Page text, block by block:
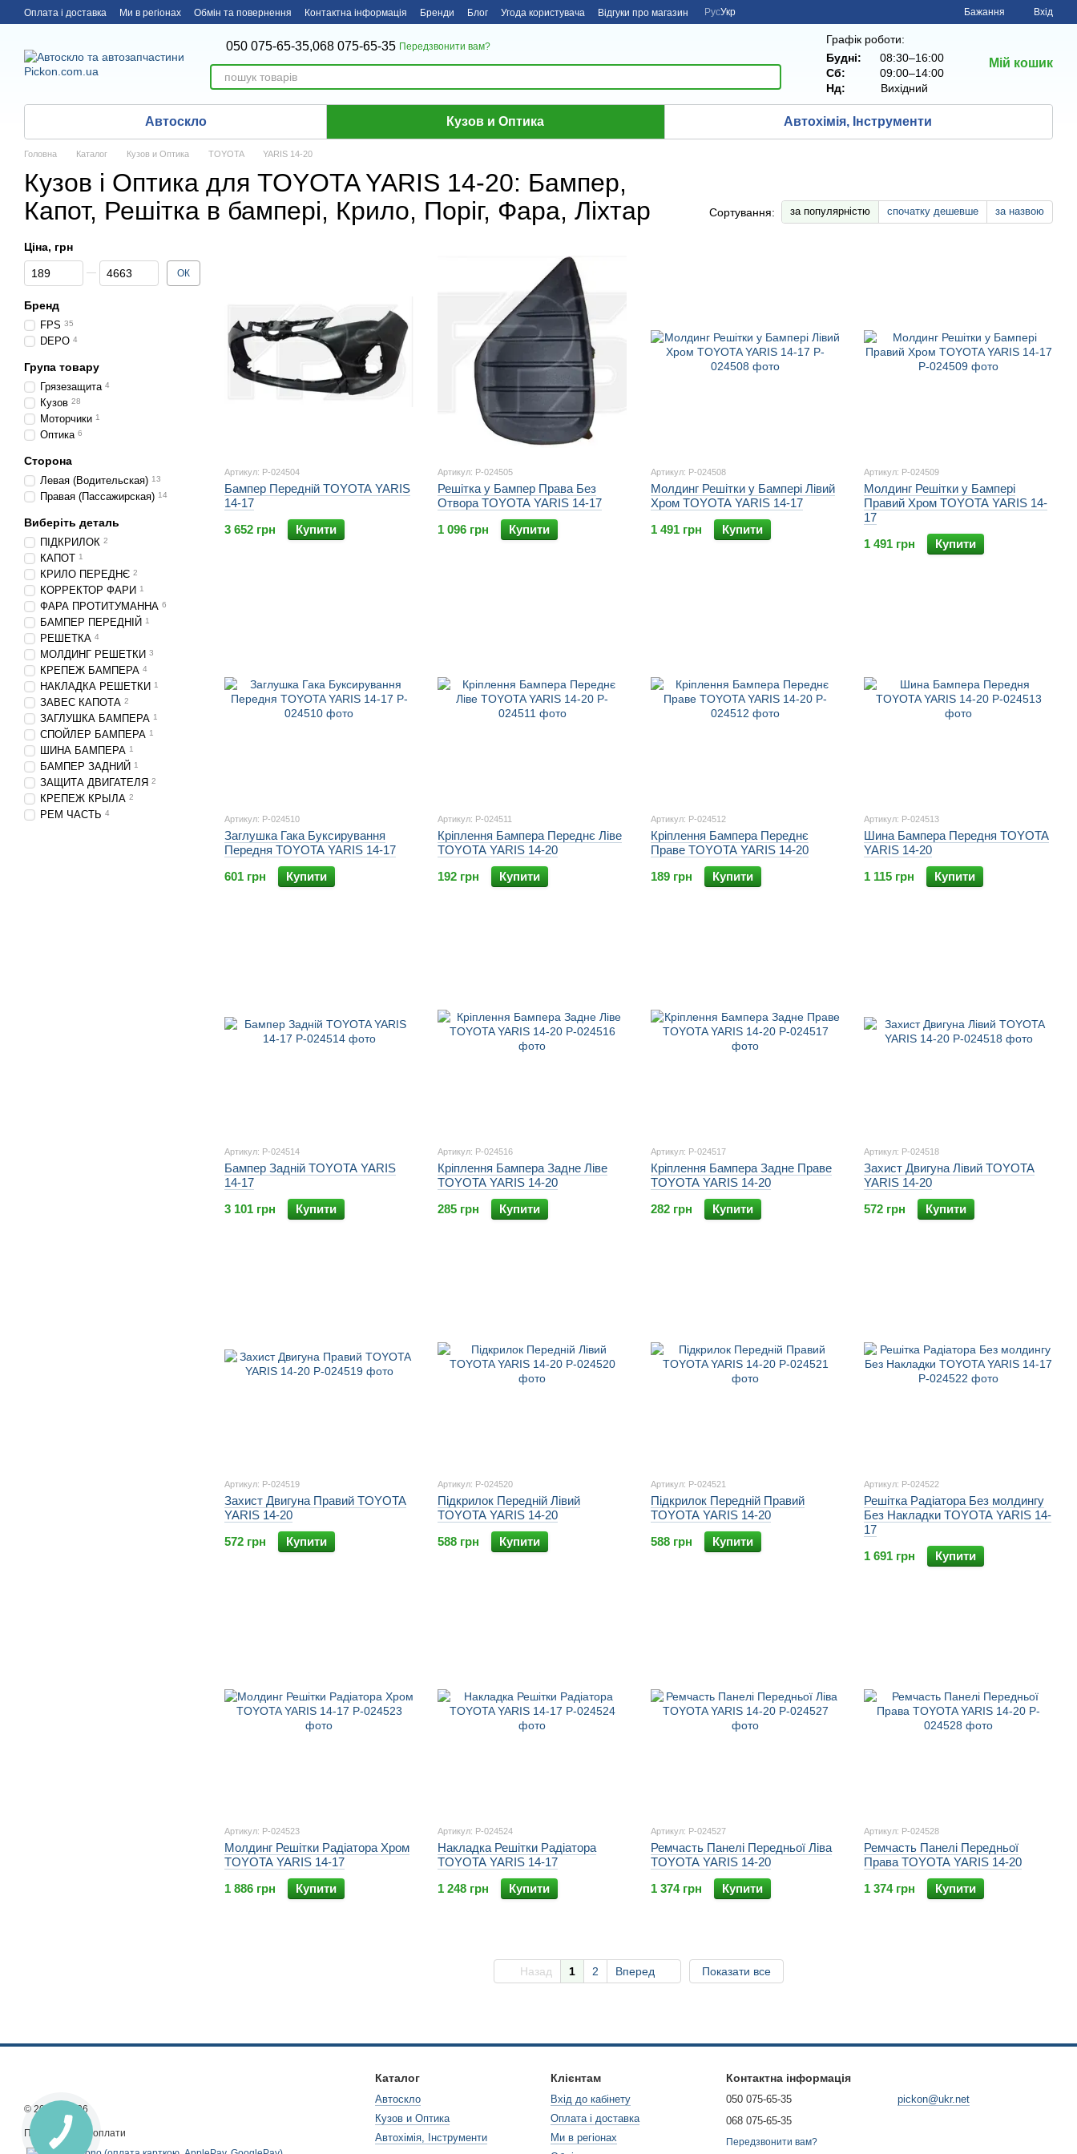
Перейти до основного контенту
Оплата і доставка Ми в регіонах Обмін та повернення Контактна інформація Бренди Блог Угода користувача Відгуки про магазин РусУкр Бажання Вхід
050 075-65-35,068 075-65-35 Передзвонити вам?
Графік роботи:
Будні:
08:30–16:00
Сб:
09:00–14:00
Нд: Вихiдний
Мій кошик
Автоскло Кузов и Оптика Автохімія, Інструменти
Головна Каталог Кузов и Оптика TOYOTA YARIS 14-20
Кузов і Оптика для TOYOTA YARIS 14-20: Бампер,
Капот, Решітка в бампері, Крило, Поріг, Фара, Ліхтар
Сортування: за популярністю спочатку дешевше за назвою
Артикул: P-024504
Бампер Передній TOYOTA YARIS
14-17
3 652 грн
Купити
Артикул: P-024505
Решітка у Бампер Права Без
Отвора TOYOTA YARIS 14-17
1 096 грн
Купити
Артикул: P-024508
Молдинг Решітки у Бампері Лівий
Хром TOYOTA YARIS 14-17
1 491 грн
Купити
Артикул: P-024509
Молдинг Решітки у Бампері
Правий Хром TOYOTA YARIS 14-
17
1 491 грн
Купити
Артикул: P-024510
Заглушка Гака Буксирування
Передня TOYOTA YARIS 14-17
601 грн
Купити
Артикул: P-024511
Кріплення Бампера Переднє Ліве
TOYOTA YARIS 14-20
192 грн
Купити
Артикул: P-024512
Кріплення Бампера Переднє
Праве TOYOTA YARIS 14-20
189 грн
Купити
Артикул: P-024513
Шина Бампера Передня TOYOTA
YARIS 14-20
1 115 грн
Купити
Артикул: P-024514
Бампер Задній TOYOTA YARIS
14-17
3 101 грн
Купити
Артикул: P-024516
Кріплення Бампера Задне Ліве
TOYOTA YARIS 14-20
285 грн
Купити
Артикул: P-024517
Кріплення Бампера Задне Праве
TOYOTA YARIS 14-20
282 грн
Купити
Артикул: P-024518
Захист Двигуна Лівий TOYOTA
YARIS 14-20
572 грн
Купити
Артикул: P-024519
Захист Двигуна Правий TOYOTA
YARIS 14-20
572 грн
Купити
Артикул: P-024520
Підкрилок Передній Лівий
TOYOTA YARIS 14-20
588 грн
Купити
Артикул: P-024521
Підкрилок Передній Правий
TOYOTA YARIS 14-20
588 грн
Купити
Артикул: P-024522
Решітка Радіатора Без молдингу
Без Накладки TOYOTA YARIS 14-
17
1 691 грн
Купити
Артикул: P-024523
Молдинг Решітки Радіатора Хром
TOYOTA YARIS 14-17
1 886 грн
Купити
Артикул: P-024524
Накладка Решітки Радіатора
TOYOTA YARIS 14-17
1 248 грн
Купити
Артикул: P-024527
Ремчасть Панелі Передньої Ліва
TOYOTA YARIS 14-20
1 374 грн
Купити
Артикул: P-024528
Ремчасть Панелі Передньої
Права TOYOTA YARIS 14-20
1 374 грн
Купити
Назад 1 2 Вперед Показати все
Ціна, грн
Від Ціна, грн
До Ціна, грн ОК
Бренд
FPS 35
DEPO 4
Група товару
Грязезащита 4
Кузов 28
Моторчики 1
Оптика 6
Сторона
Левая (Водительская) 13
Правая (Пассажирская) 14
Виберіть деталь
ПІДКРИЛОК 2
КАПОТ 1
КРИЛО ПЕРЕДНЄ 2
КОРРЕКТОР ФАРИ 1
ФАРА ПРОТИТУМАННА 6
БАМПЕР ПЕРЕДНІЙ 1
РЕШЕТКА 4
МОЛДИНГ РЕШЕТКИ 3
КРЕПЕЖ БАМПЕРА 4
НАКЛАДКА РЕШЕТКИ 1
ЗАВЕС КАПОТА 2
ЗАГЛУШКА БАМПЕРА 1
СПОЙЛЕР БАМПЕРА 1
ШИНА БАМПЕРА 1
БАМПЕР ЗАДНИЙ 1
ЗАЩИТА ДВИГАТЕЛЯ 2
КРЕПЕЖ КРЫЛА 2
РЕМ ЧАСТЬ 4
© 2013—2026
Приймаємо до оплати
Каталог
Автоскло
Кузов и Оптика
Автохімія, Інструменти
Клієнтам
Вхід до кабінету
Оплата і доставка
Ми в регіонах
Контактна інформація
050 075-65-35
068 075-65-35
Передзвонити вам?
pickon@ukr.net